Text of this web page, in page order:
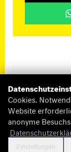
©
Missing
Cookie-
Cookies.
Website
anonyme
Einstellungen